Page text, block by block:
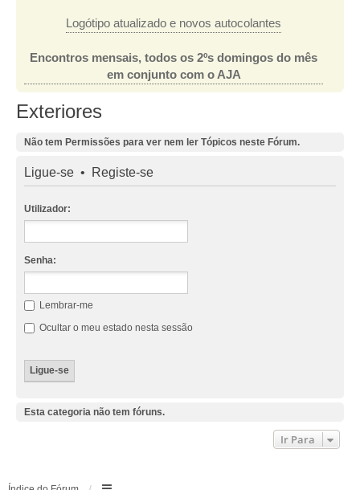
Logótipo atualizado e novos autocolantes
Encontros mensais, todos os 2ºs domingos do mês
em conjunto com o AJA
Exteriores
Não tem Permissões para ver nem ler Tópicos neste Fórum.
Ligue-se • Registe-se
Utilizador:
Senha:
Lembrar-me
Ocultar o meu estado nesta sessão
Esta categoria não tem fóruns.
Ir Para